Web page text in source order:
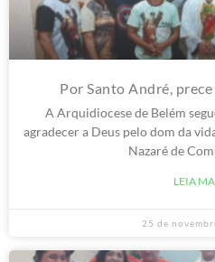
Por Santo André,
A Arquidiocese de Belém
agradecer a Deus pelo dom da
Nazaré de
LEIA
25 de